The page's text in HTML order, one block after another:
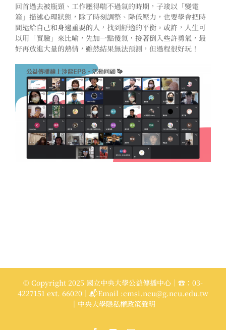
回首過去被瓶頸、工作壓得喘不過氣的時期，子竣以「變電
箱」描述心理狀態，除了時刻調整、降低壓力，也要學會把時
間還給自己和身邊重要的人，找到舒適的平衡。或許，人生可
以用「實驗」來比喻，先加一點傻氣，接著倒入些許勇氣，最
好再放進大量的熱情， 雖然結果無法預測，但過程很好玩！
© Copyright 2025 國立中央大學公益傳播中心｜☎：03-
4227151 ext. 66020｜📬Email :cmsi.ncu@g.ncu.edu.tw
｜中央大學隱私權政策聲明